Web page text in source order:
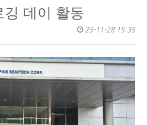
깅 데이 활동
25-11-28 15:35